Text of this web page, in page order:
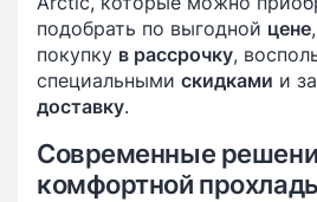
подобрать по выгодной цене
покупку в рассрочку,
специальными скидками и
доставку.
Современные
комфортной